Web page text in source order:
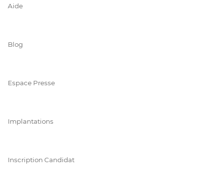
Aide
Blog
Espace Presse
Implantations
Inscription Candidat